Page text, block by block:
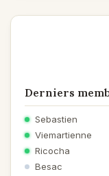
Derniers
Sebastien
Viemartienne
Ricocha
Besac